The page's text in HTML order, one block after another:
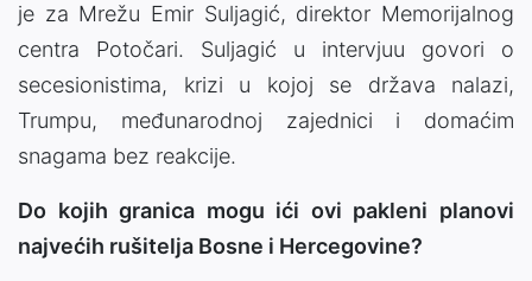
je za Mrežu Emir Suljagić, direktor Memorijalnog
centra Potočari. Suljagić u intervjuu govori o
secesionistima, krizi u kojoj se država nalazi,
Trumpu, međunarodnoj zajednici i domaćim
snagama bez reakcije.
Do kojih granica mogu ići ovi pakleni planovi
najvećih rušitelja Bosne i Hercegovine?